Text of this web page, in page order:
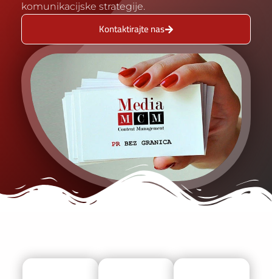
komunikacijske strategije.
Kontaktirajte nas